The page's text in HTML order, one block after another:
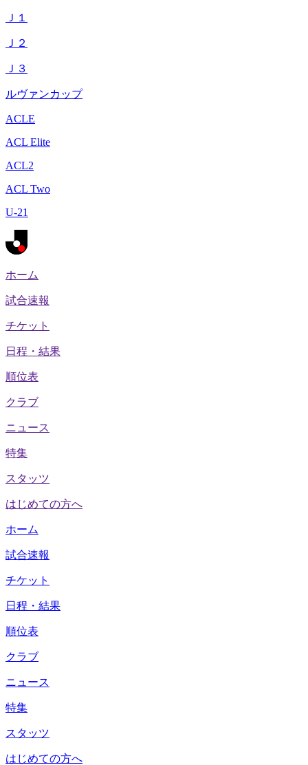
Ｊ１
Ｊ２
Ｊ３
ルヴァンカップ
ACLE
ACL Elite
ACL2
ACL Two
U-21
ホーム
試合速報
チケット
日程・結果
順位表
クラブ
ニュース
特集
スタッツ
はじめての方へ
ホーム
試合速報
チケット
日程・結果
順位表
クラブ
ニュース
特集
スタッツ
はじめての方へ